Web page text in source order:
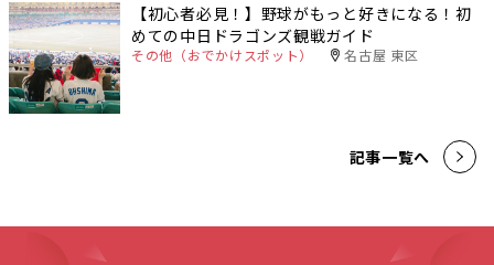
【初心者必見！】野球がもっと好きになる！初
めての中日ドラゴンズ観戦ガイド
その他（おでかけスポット） 名古屋 東区
記事一覧へ